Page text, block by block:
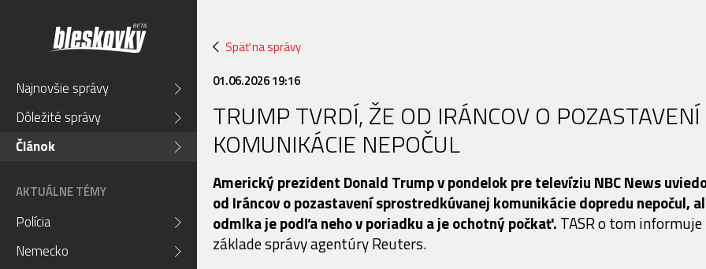
Najnovšie správy
Dôležité správy
Článok
AKTUÁLNE TÉMY
Polícia
Nemecko
Späť na správy
01.06.2026 19:16
TRUMP TVRDÍ, ŽE OD IRÁNCOV O POZASTAVENÍ
KOMUNIKÁCIE NEPOČUL
Americký prezident Donald Trump v pondelok pre televíziu NBC News
od Iráncov o pozastavení sprostredkúvanej komunikácie dopredu nepočul,
odmlka je podľa neho v poriadku a je ochotný počkať. TASR o tom informuje
základe správy agentúry Reuters.